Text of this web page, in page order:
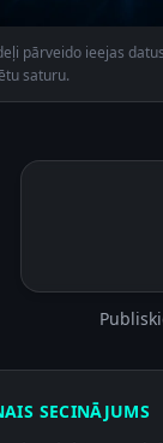
pārveido ieejas
saturu.
SECINĀJUMS